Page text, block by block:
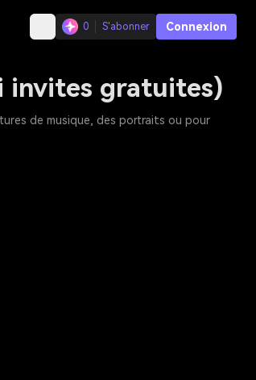
0 S'abonner Connexion
invites gratuites)
de musique, des portraits ou pour